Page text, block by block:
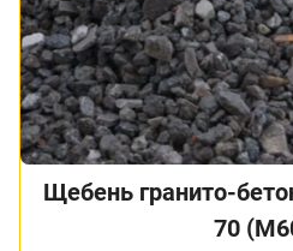
Щебень гранито-
70